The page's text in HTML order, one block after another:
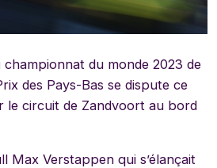
championnat du monde 2023 de
des Pays-Bas se dispute ce
le circuit de Zandvoort au bord
Max Verstappen qui s’élançait